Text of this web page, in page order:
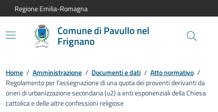
Vai al contenuto principale
Vai alla navigazione del sito
Vai al piede di pagina
Regione Emilia-Romagna
Comune di Pavullo nel
Frignano
Home / Amministrazione / Documenti e dati / Atto normativo /
Regolamento per l’assegnazione di una quota dei proventi derivanti da
oneri di urbanizzazione secondaria (u2) a enti esponenziali della Chiesa
cattolica e delle altre confessioni religiose